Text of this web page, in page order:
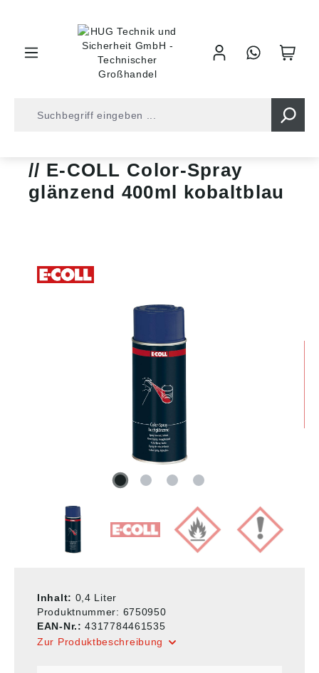
E-COLL Color-Spray
glänzend 400ml kobaltblau
Inhalt: 0,4 Liter
Produktnummer: 6750950
EAN-Nr.:4317784461535
Zur Produktbeschreibung